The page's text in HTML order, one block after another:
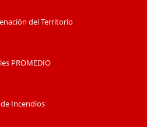
del Territorio
PROMEDIO
Incendios